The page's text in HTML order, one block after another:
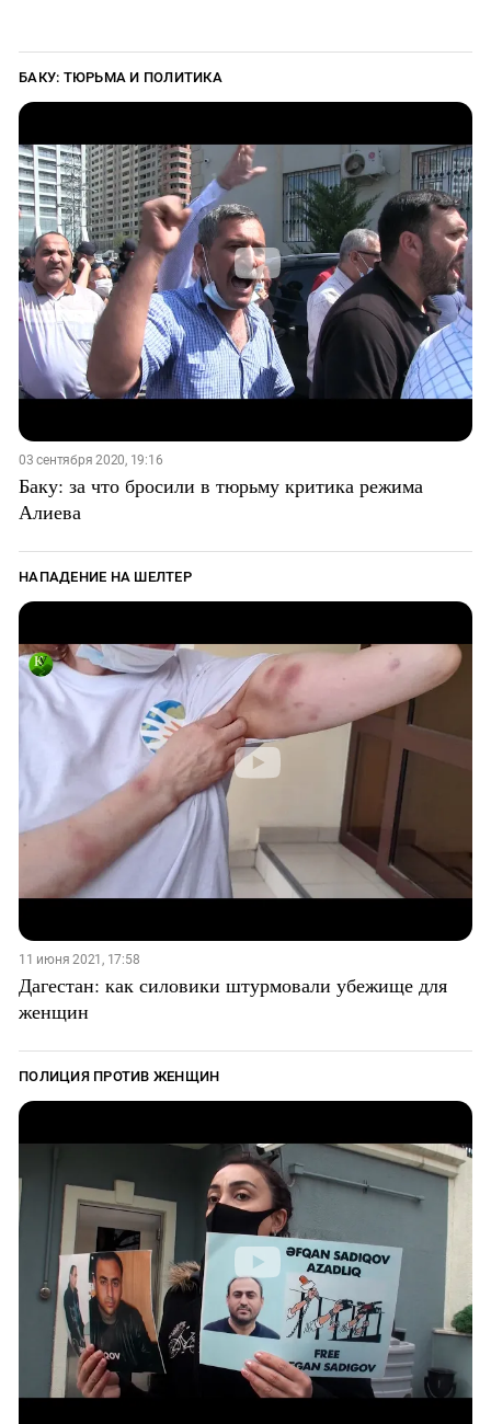
БАКУ: ТЮРЬМА И ПОЛИТИКА
03 сентября 2020, 19:16
Баку: за что бросили в тюрьму критика режима
Алиева
НАПАДЕНИЕ НА ШЕЛТЕР
11 июня 2021, 17:58
Дагестан: как силовики штурмовали убежище для
женщин
ПОЛИЦИЯ ПРОТИВ ЖЕНЩИН